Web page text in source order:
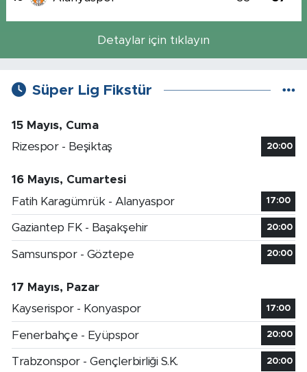
Detaylar için tıklayın
Süper Lig Fikstür
15 Mayıs, Cuma
Rizespor - Beşiktaş
20:00
16 Mayıs, Cumartesi
Fatih Karagümrük - Alanyaspor
17:00
Gaziantep FK - Başakşehir 20:00
Samsunspor - Göztepe 20:00
17 Mayıs, Pazar
Kayserispor - Konyaspor
17:00
Fenerbahçe - Eyüpspor 20:00
Trabzonspor - Gençlerbirliği S.K. 20:00